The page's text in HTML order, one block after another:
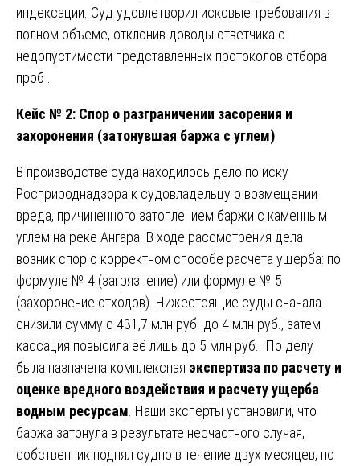
индексации. Суд удовлетворил исковые требования в
полном объеме, отклонив доводы ответчика о
недопустимости представленных протоколов отбора
проб .
Кейс № 2: Спор о разграничении засорения и
захоронения (затонувшая баржа с углем)
В производстве суда находилось дело по иску
Росприроднадзора к судовладельцу о возмещении
вреда, причиненного затоплением баржи с каменным
углем на реке Ангара. В ходе рассмотрения дела
возник спор о корректном способе расчета ущерба: по
формуле № 4 (загрязнение) или формуле № 5
(захоронение отходов). Нижестоящие суды сначала
снизили сумму с 431,7 млн руб. до 4 млн руб., затем
кассация повысила её лишь до 5 млн руб.. По делу
была назначена комплексная экспертиза по расчету и
оценке вредного воздействия и расчету ущерба
водным ресурсам . Наши эксперты установили, что
баржа затонула в результате несчастного случая,
собственник поднял судно в течение двух месяцев, но